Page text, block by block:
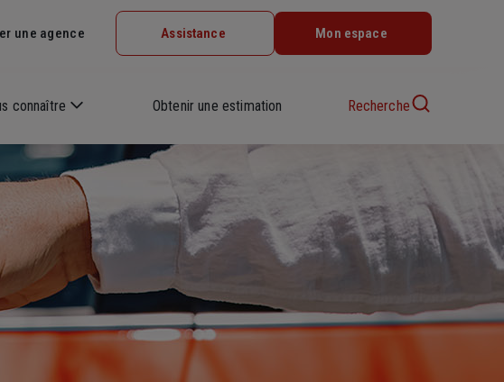
une agence Assistance Mon espace
connaître Obtenir une estimation Recherche